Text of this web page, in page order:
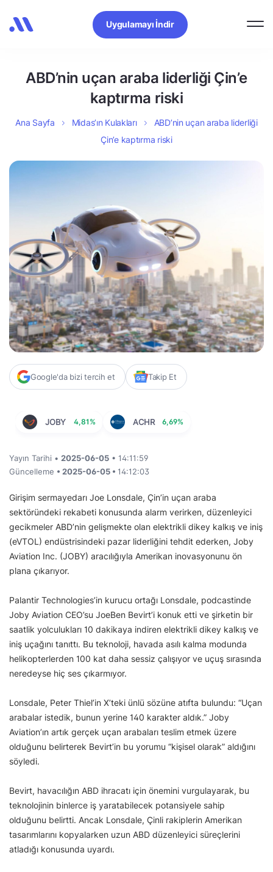
Uygulamayı İndir
ABD’nin uçan araba liderliği Çin’e
kaptırma riski
Ana Sayfa Midas’ın Kulakları
ABD’nin uçan araba liderliği
Çin’e kaptırma riski
Google'da bizi tercih et Takip Et
JOBY 4,81% ACHR 6,69%
Yayın Tarihi • 2025-06-05 • 14:11:59
Güncelleme • 2025-06-05 • 14:12:03
Girişim sermayedarı Joe Lonsdale, Çin’in uçan araba
sektöründeki rekabeti konusunda alarm verirken, düzenleyici
gecikmeler ABD’nin gelişmekte olan elektrikli dikey kalkış ve iniş
(eVTOL) endüstrisindeki pazar liderliğini tehdit ederken, Joby
Aviation Inc. (JOBY) aracılığıyla Amerikan inovasyonunu ön
plana çıkarıyor.
Palantir Technologies’in kurucu ortağı Lonsdale, podcastinde
Joby Aviation CEO’su JoeBen Bevirt’i konuk etti ve şirketin bir
saatlik yolculukları 10 dakikaya indiren elektrikli dikey kalkış ve
iniş uçağını tanıttı. Bu teknoloji, havada asılı kalma modunda
helikopterlerden 100 kat daha sessiz çalışıyor ve uçuş sırasında
neredeyse hiç ses çıkarmıyor.
Lonsdale, Peter Thiel’in X’teki ünlü sözüne atıfta bulundu: “Uçan
arabalar istedik, bunun yerine 140 karakter aldık.” Joby
Aviation’ın artık gerçek uçan arabaları teslim etmek üzere
olduğunu belirterek Bevirt’in bu yorumu “kişisel olarak” aldığını
söyledi.
Bevirt, havacılığın ABD ihracatı için önemini vurgulayarak, bu
teknolojinin binlerce iş yaratabilecek potansiyele sahip
olduğunu belirtti. Ancak Lonsdale, Çinli rakiplerin Amerikan
tasarımlarını kopyalarken uzun ABD düzenleyici süreçlerini
atladığı konusunda uyardı.